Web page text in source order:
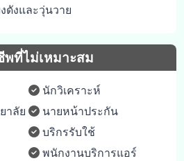
ดังและวุ่นวาย
พที่ไม่เหมาะสม
าลัย
นักวิเคราะห์
นายหน้าประกัน
บริกรรับใช้
พนักงานบริการแอร์